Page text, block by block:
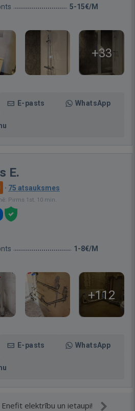
5-15€/M
+33
E-pasts WhatsApp
E.
· 75 atsauksmes
Pirms 1st. 10 min.
1-8€/M
+112
E-pasts WhatsApp
elektrību un ietaupi!